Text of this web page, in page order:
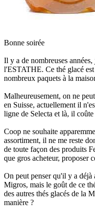
Bonne soirée
Il y a de nombreuses
l'ESTATHE. Ce thé glacé
nombreux paquets à la
Malheureusement, on ne
en Suisse, actuellement il
ligne de Selecta et là, il
Coop ne souhaite
assortiment, il ne me reste
de toute façon des produits
que gros acheteur, proposer
On peut penser qu'il y a déjà
Migros, mais le goût de ce
des autres thés glacés de la
manière ?